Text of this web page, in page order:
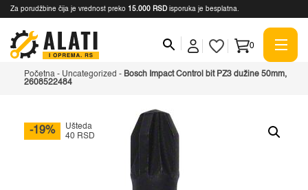
Za porudžbine čija je vrednost preko 15.000 RSD isporuka je besplatna.
0
Početna - Uncategorized - Bosch Impact Control bit PZ3 dužine 50mm,
2608522484
-19%
Ušteda
40 RSD